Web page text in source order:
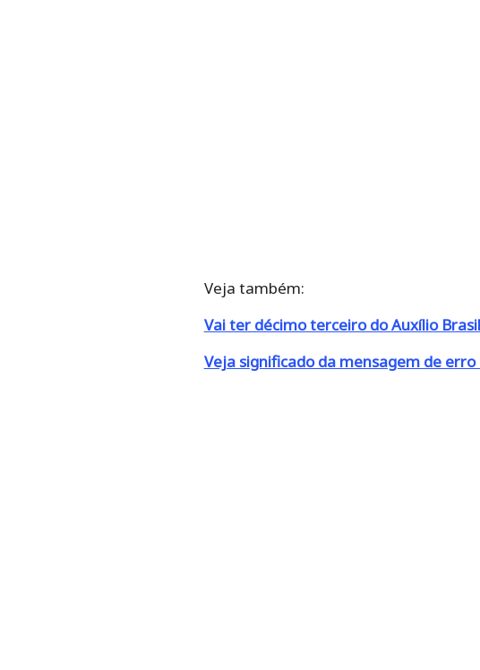
Veja também:
Vai ter décimo terceiro do Auxílio
Veja significado da mensagem de